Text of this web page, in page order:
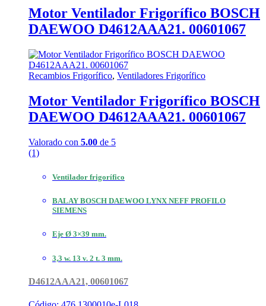
Motor Ventilador Frigorífico BOSCH
DAEWOO D4612AAA21. 00601067
Recambios Frigorífico, Ventiladores Frigorífico
Motor Ventilador Frigorífico BOSCH
DAEWOO D4612AAA21. 00601067
Valorado con 5.00 de 5
(1)
Ventilador frigorífico
BALAY BOSCH DAEWOO LYNX NEFF PROFILO
SIEMENS
Eje Ø 3×39 mm.
3,3 w. 13 v. 2 t. 3 mm.
D4612AAA21, 00601067